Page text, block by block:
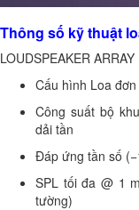
Thông số kỹ thuật
LOUDSPEAKER ARRAY
Cấu hình Loa
Công suất bộ
dải tần
Đáp ứng tần số
SPL tối đa @ 1
tường)